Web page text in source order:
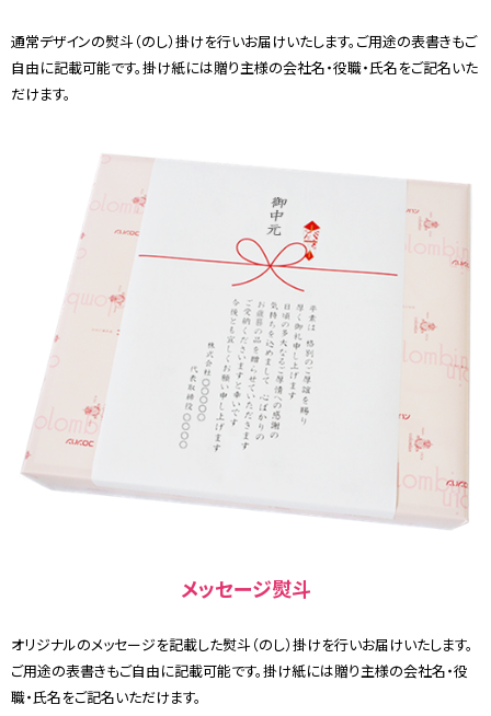
通常デザインの熨斗（のし）掛けを行いお届けいたします。ご用途の表書きもご
自由に記載可能です。掛け紙には贈り主様の会社名・役職・氏名をご記名いた
だけます。
メッセージ熨斗
オリジナルのメッセージを記載した熨斗（のし）掛けを行いお届けいたします。
ご用途の表書きもご自由に記載可能です。掛け紙には贈り主様の会社名・役
職・氏名をご記名いただけます。